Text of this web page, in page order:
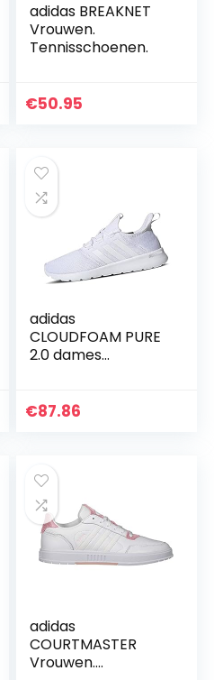
adidas BREAKNET
Vrouwen.
Tennisschoenen.
€50.95
adidas
CLOUDFOAM PURE
2.0 dames
€87.86
adidas
COURTMASTER
Vrouwen.